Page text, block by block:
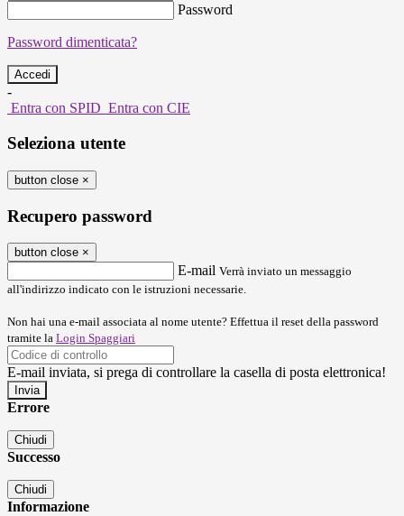
Password
Password dimenticata?
-
Entra con SPID Entra con CIE
Seleziona utente
button close ×
Recupero password
button close ×
E-mail Verrà inviato un messaggio
all'indirizzo indicato con le istruzioni necessarie.
Non hai una e-mail associata al nome utente? Effettua il reset della password
tramite la Login Spaggiari
E-mail inviata, si prega di controllare la casella di posta elettronica!
Errore
Chiudi
Successo
Chiudi
Informazione